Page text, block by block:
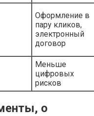
Оформление в
пару кликов,
электронный
договор
Меньше
цифровых
рисков
о